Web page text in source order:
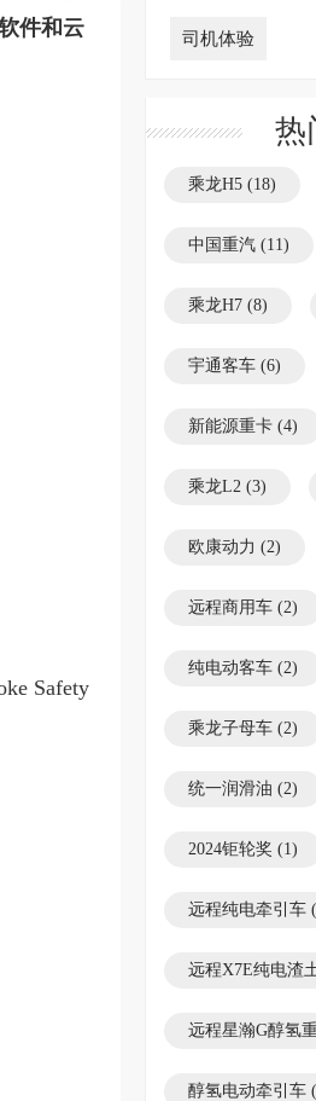
件和云
Safety
司机体验
热
乘龙H5 (18)
中国重汽 (11)
乘龙H7 (8)
宇通客车 (6)
新能源重卡 (4)
乘龙L2 (3)
欧康动力 (2)
远程商用车 (2)
纯电动客车 (2)
乘龙子母车 (2)
统一润滑油 (2)
2024钜轮奖 (1)
远程纯电牵引车
远程X7E纯电渣
远程星瀚G醇氢
醇氢电动牵引车